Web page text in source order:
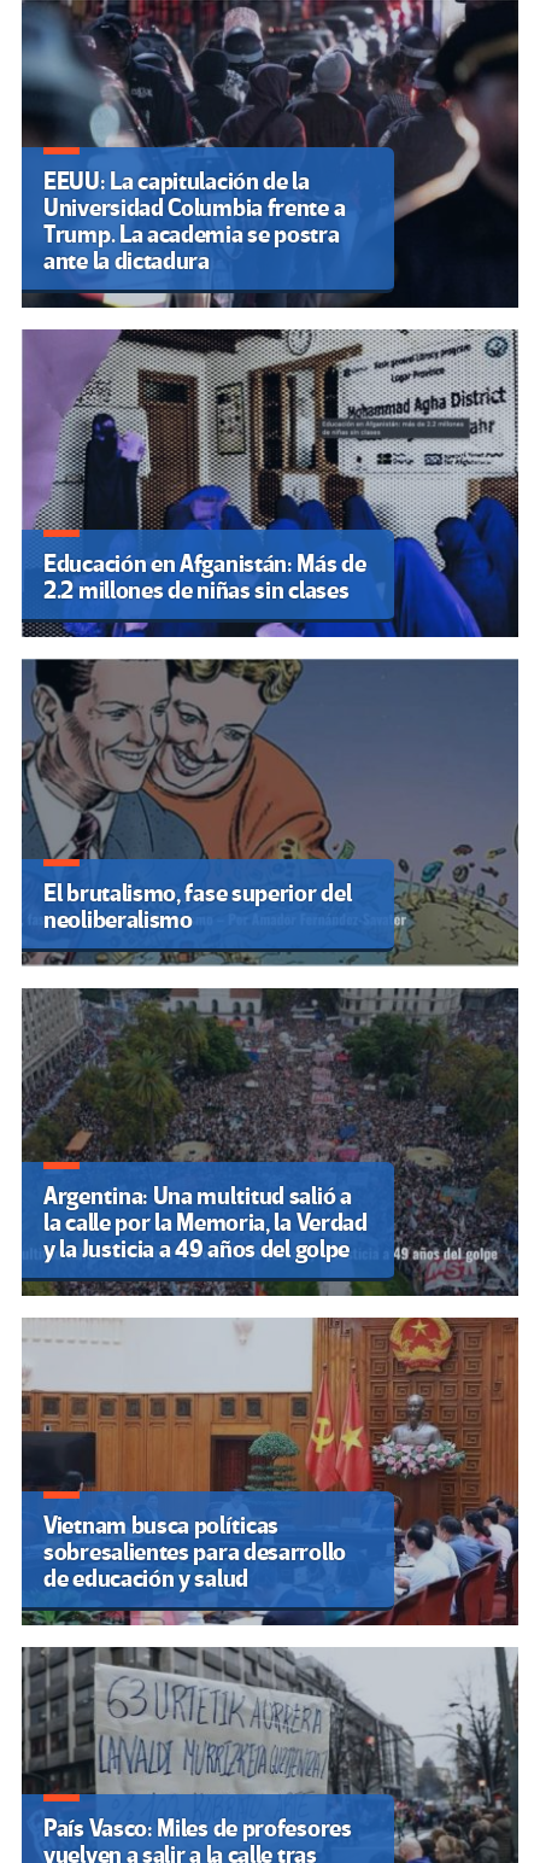
EEUU: La capitulación de la
Universidad Columbia frente a
Trump. La academia se postra
ante la dictadura
Educación en Afganistán: Más de
2.2 millones de niñas sin clases
El brutalismo, fase superior del
neoliberalismo
Argentina: Una multitud salió a
la calle por la Memoria, la Verdad
y la Justicia a 49 años del golpe
Vietnam busca políticas
sobresalientes para desarrollo
de educación y salud
País Vasco: Miles de profesores
vuelven a salir a la calle tras